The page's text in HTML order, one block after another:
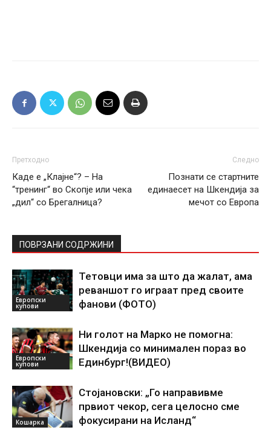
Претходно
Каде е „Клајне“? – На
“тренинг“ во Скопје или чека
„дил“ со Брегалница?
Следно
Познати се стартните
единаесет на Шкендија за
мечот со Европа
ПОВРЗАНИ СОДРЖИНИ
Европски
купови
Тетовци има за што да жалат, ама
реваншот го играат пред своите
фанови (ФОТО)
Европски
купови
Ни голот на Марко не помогна:
Шкендија со минимален пораз во
Единбург!(ВИДЕО)
Кошарка
Стојановски: „Го направивме
првиот чекор, сега целосно сме
фокусирани на Исланд“